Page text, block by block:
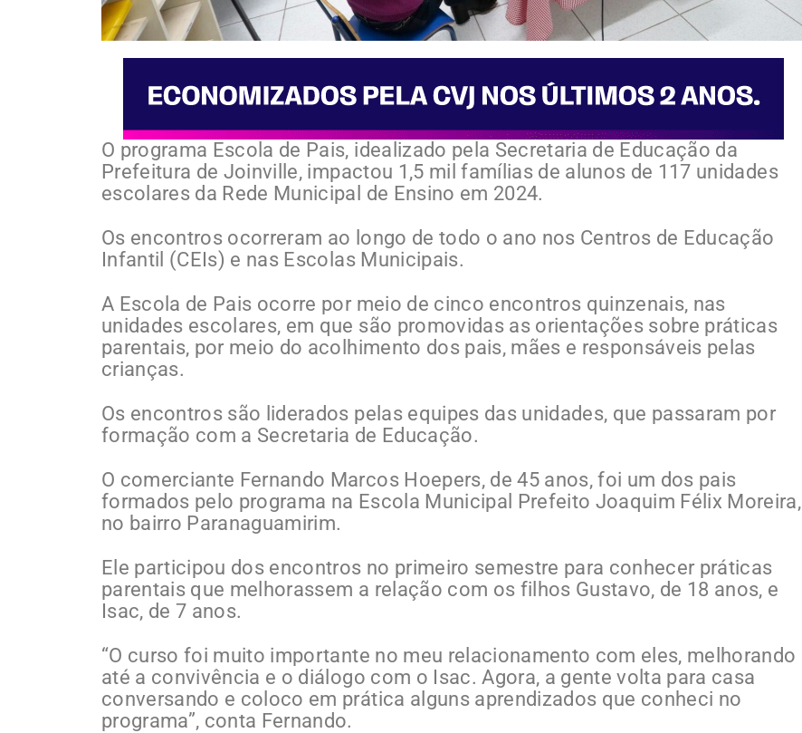
O programa Escola de Pais, idealizado pela Secretaria de Educação da
Prefeitura de Joinville, impactou 1,5 mil famílias de alunos de 117 unidades
escolares da Rede Municipal de Ensino em 2024.
Os encontros ocorreram ao longo de todo o ano nos Centros de Educação
Infantil (CEIs) e nas Escolas Municipais.
A Escola de Pais ocorre por meio de cinco encontros quinzenais, nas
unidades escolares, em que são promovidas as orientações sobre práticas
parentais, por meio do acolhimento dos pais, mães e responsáveis pelas
crianças.
Os encontros são liderados pelas equipes das unidades, que passaram por
formação com a Secretaria de Educação.
O comerciante Fernando Marcos Hoepers, de 45 anos, foi um dos pais
formados pelo programa na Escola Municipal Prefeito Joaquim Félix Moreira,
no bairro Paranaguamirim.
Ele participou dos encontros no primeiro semestre para conhecer práticas
parentais que melhorassem a relação com os filhos Gustavo, de 18 anos, e
Isac, de 7 anos.
“O curso foi muito importante no meu relacionamento com eles, melhorando
até a convivência e o diálogo com o Isac. Agora, a gente volta para casa
conversando e coloco em prática alguns aprendizados que conheci no
programa”, conta Fernando.